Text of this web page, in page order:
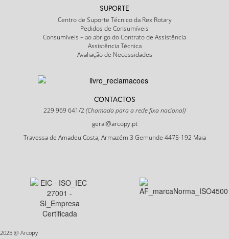
SUPORTE
Centro de Suporte Técnico da Rex Rotary
Pedidos de Consumíveis
Consumíveis – ao abrigo do Contrato de Assistência
Assistência Técnica
Avaliação de Necessidades
CONTACTOS
229 969 641/2 (Chamada para a rede fixa nacional)
geral@arcopy.pt
Travessa de Amadeu Costa, Armazém 3 Gemunde 4475-192 Maia
2025 @ Arcopy